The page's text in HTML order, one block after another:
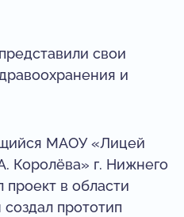
свои
и
МАОУ «Лицей
Королёва» г. Нижнего
проект в области
прототип